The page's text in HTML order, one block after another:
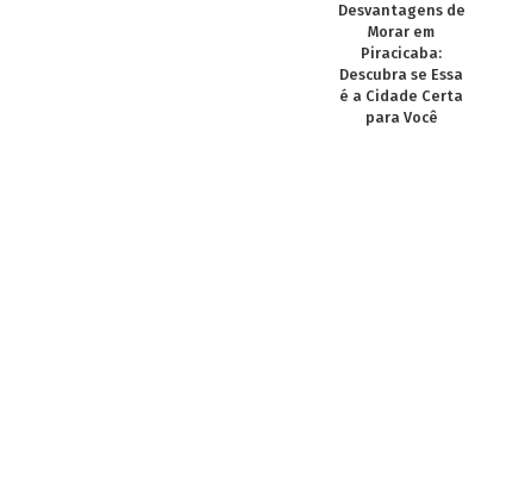
Desvantagens de
Morar em
Piracicaba:
Descubra se Essa
é a Cidade Certa
para Você